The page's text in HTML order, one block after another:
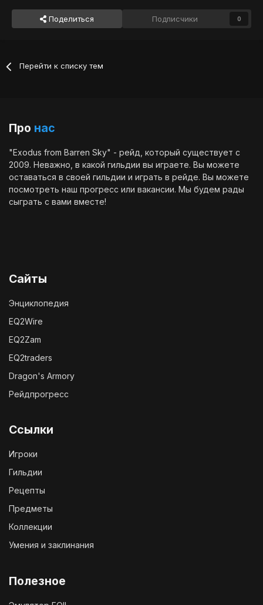
Поделиться Подписчики 0
Перейти к списку тем
Про нас
"Exodus from Barren Sky" - рейд, который существует с
2009. Неважно, в какой гильдии вы играете. Вы можете
оставаться в своей гильдии и играть в рейде. Вы можете
посмотреть наш прогресс или вакансии. Мы будем рады
сыграть с вами вместе!
Сайты
Энциклопедия
EQ2Wire
EQ2Zam
EQ2traders
Dragon's Armory
Рейдпрогресс
Ссылки
Игроки
Гильдии
Рецепты
Предметы
Коллекции
Умения и заклинания
Полезное